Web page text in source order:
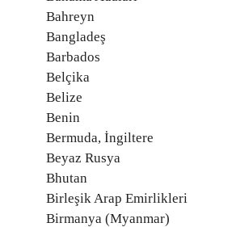
Bahreyn
Bangladeş
Barbados
Belçika
Belize
Benin
Bermuda, İngiltere
Beyaz Rusya
Bhutan
Birleşik Arap Emirlikleri
Birmanya (Myanmar)